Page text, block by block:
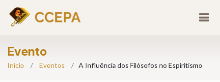
Evento
Início Eventos A Influência dos Filósofos no Espiritismo